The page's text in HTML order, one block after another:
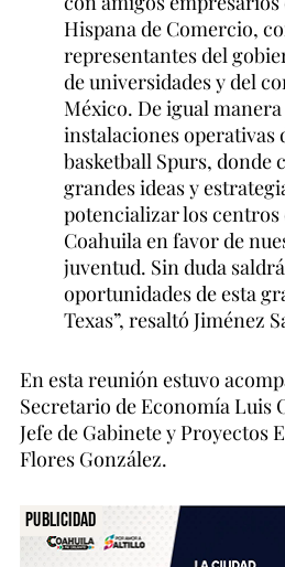
Hispana de Comercio,
representantes del
de universidades y del
México. De igual
instalaciones operativas
basketball Spurs, donde
grandes ideas y
potencializar los centros
Coahuila en favor de
juventud. Sin duda
oportunidades de esta
Texas”, resaltó Jiménez
En esta reunión estuvo
Secretario de Economía Luis
Jefe de Gabinete y Proyectos
Flores González.
Publicidad